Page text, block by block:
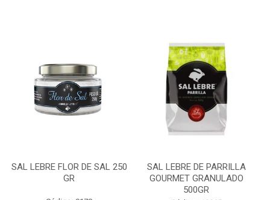
SAL LEBRE FLOR DE SAL 250
GR
SAL LEBRE DE PARRILLA
GOURMET GRANULADO
500GR